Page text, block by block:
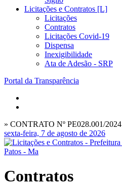
Licitações e Contratos [L]
Licitações
Contratos
Licitações Covid-19
Dispensa
Inexigibilidade
Ata de Adesão - SRP
Portal da Transparência
» CONTRATO Nº PE028.001/2024
sexta-feira, 7 de agosto de 2026
Contratos